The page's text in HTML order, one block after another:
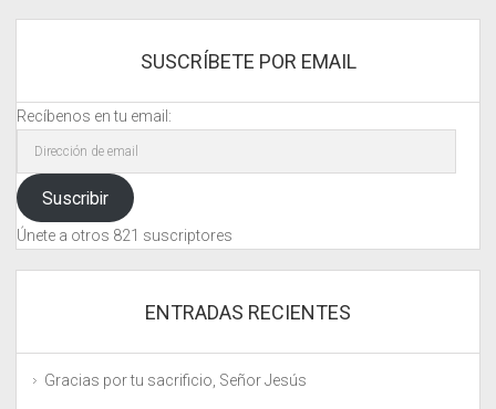
SUSCRÍBETE POR EMAIL
Recíbenos en tu email:
Dirección
emailSuscribir
Únete a otros 821 suscriptores
ENTRADAS RECIENTES
Gracias por tu sacrificio, Señor Jesús